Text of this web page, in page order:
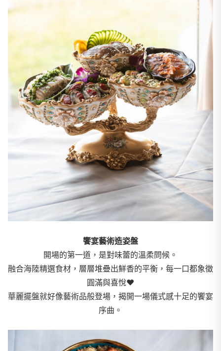
饗宴藝術造姿盤
開場的第一道，是對味蕾的溫柔問候。
融合海陸精選食材，層層堆疊出鮮香的平衡，每一口都象徵
圓滿與喜悅❤️
華麗擺盤就好像藝術品般登場，揭開一場儀式感十足的饗宴
序曲。